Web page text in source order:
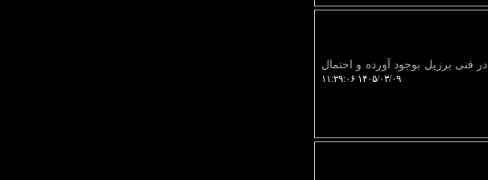
جهانی 2026 نگرانی بزرگی برای کادر فنی برزیل بوجود آورده و احتمال
۱۴۰۵/۰۳/۰۹ ۱۱:۲۹:۰۶